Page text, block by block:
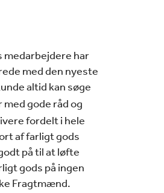
medarbejdere har
med den nyeste
altid kan søge
med gode råd og
fordelt i hele
af farligt gods
på til at løfte
gods på ingen
Fragtmænd.